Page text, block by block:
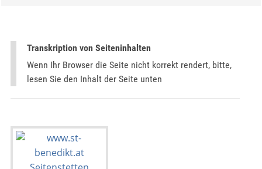
Transkription von Seiteninhalten
Wenn Ihr Browser die Seite nicht korrekt rendert, bitte,
lesen Sie den Inhalt der Seite unten